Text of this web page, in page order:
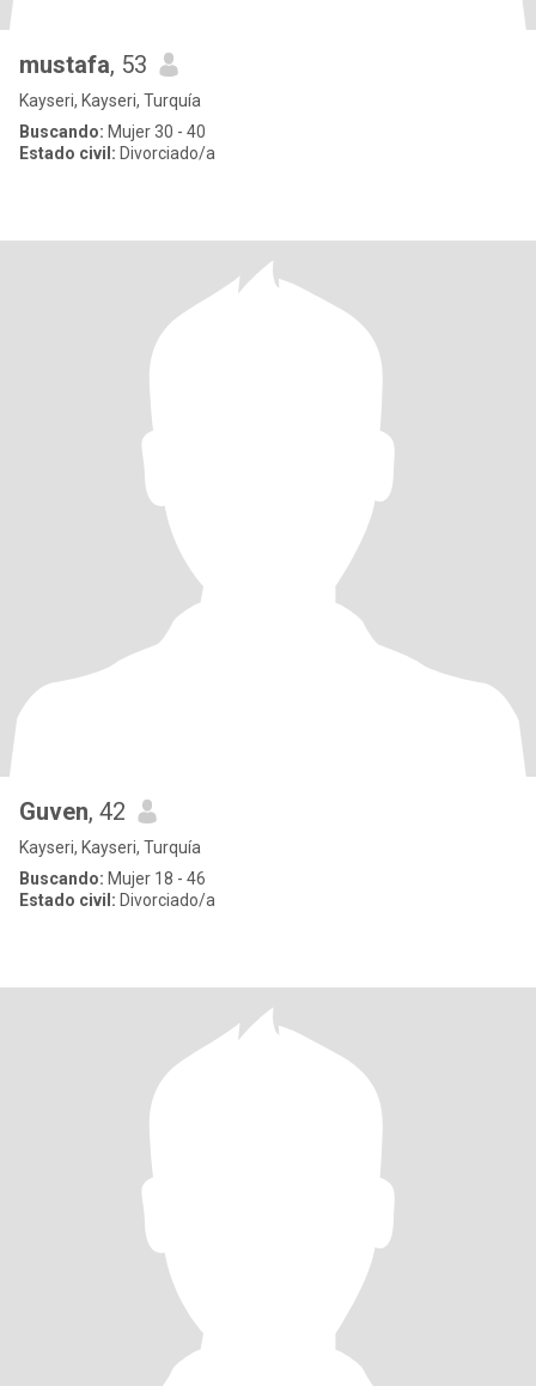
mustafa, 53
Kayseri, Kayseri, Turquía
Buscando: Mujer 30 - 40
Estado civil: Divorciado/a
Guven, 42
Kayseri, Kayseri, Turquía
Buscando: Mujer 18 - 46
Estado civil: Divorciado/a